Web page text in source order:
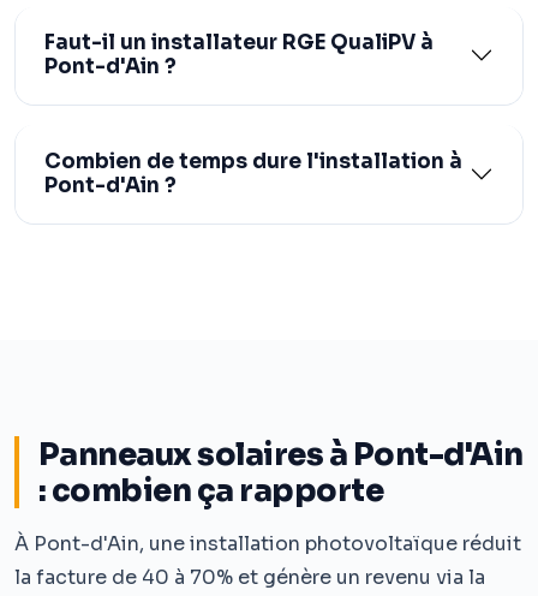
Panneaux solaires à Pont-d'Ain
: combien ça rapporte
À Pont-d'Ain, une installation photovoltaïque réduit
la facture de 40 à 70% et génère un revenu via la
Faut-il un installateur RGE QualiPV à
Pont-d'Ain ?
Combien de temps dure l'installation à
Pont-d'Ain ?